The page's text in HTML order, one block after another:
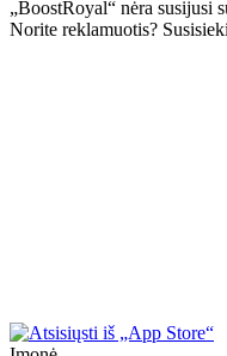
„BoostRoyal“ nėra susijusi
Norite reklamuotis?